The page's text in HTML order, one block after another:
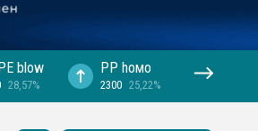
blow
28,57%
PP hомо
2300 25,22%